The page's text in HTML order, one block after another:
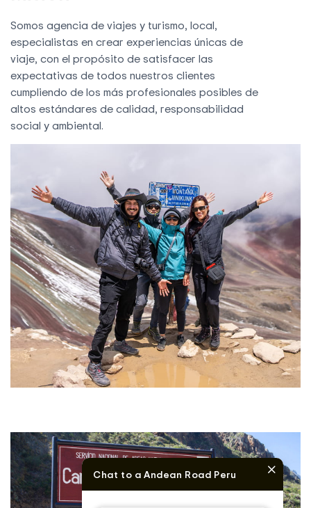
Chat to a Andean Road Peru
Somos agencia de viajes y turismo, local,
especialistas en crear experiencias únicas de
viaje, con el propósito de satisfacer las
expectativas de todos nuestros clientes
cumpliendo de los más profesionales posibles de
altos estándares de calidad, responsabilidad
social y ambiental.